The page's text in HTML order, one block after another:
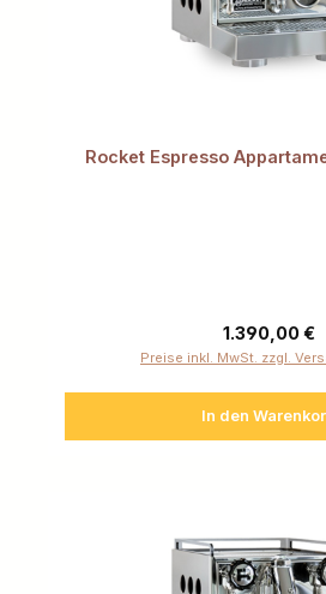
Rocket Espresso
Regulärer
1.390,00 €
Preise inkl. MwSt. zzgl.
In den